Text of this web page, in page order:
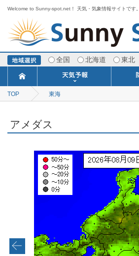
Welcome to Sunny-spot.net！ 天気・気象情報サイトです。
全国 北海道 東北
今日明日の天気
ポイント予報
週間天気予報
寒・暖候期予報
TOP 東海
アメダス